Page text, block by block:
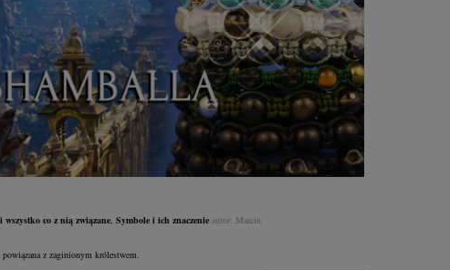
wszystko co z nią związane, Symbole i ich znaczenieautor: Marcin
z zaginionym królestwem.